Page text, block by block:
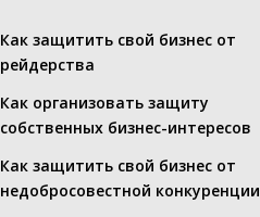
Как защитить свой бизнес от
рейдерства
Как организовать защиту
собственных бизнес-интересов
Как защитить свой бизнес от
недобросовестной конкуренции